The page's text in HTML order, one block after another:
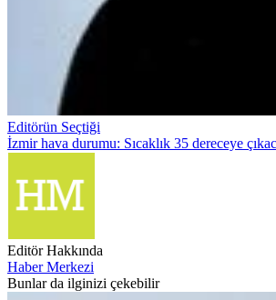
Editörün Seçtiği
İzmir hava durumu: Sıcaklık 35 dereceye
Editör Hakkında
Haber Merkezi
Bunlar da ilginizi çekebilir